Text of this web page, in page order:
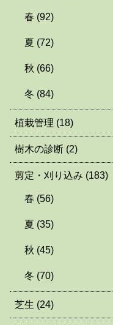
春 (92)
夏 (72)
秋 (66)
冬 (84)
植栽管理 (18)
樹木の診断 (2)
剪定・刈り込み (183)
春 (56)
夏 (35)
秋 (45)
冬 (70)
芝生 (24)